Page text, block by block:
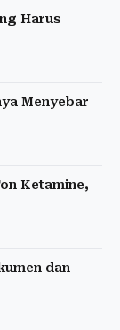
Harus
Menyebar
Ketamine,
dan